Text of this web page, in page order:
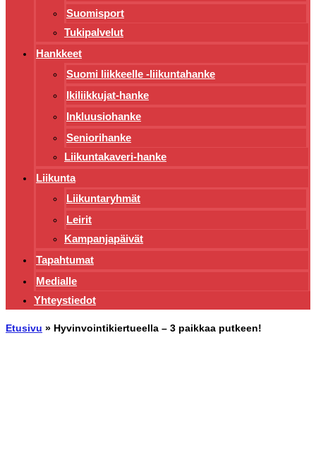
Suomisport
Tukipalvelut
Hankkeet
Suomi liikkeelle -liikuntahanke
Ikiliikkujat-hanke
Inkluusiohanke
Seniorihanke
Liikuntakaveri-hanke
Liikunta
Liikuntaryhmät
Leirit
Kampanjapäivät
Tapahtumat
Medialle
Yhteystiedot
Etusivu » Hyvinvointikiertueella – 3 paikkaa putkeen!